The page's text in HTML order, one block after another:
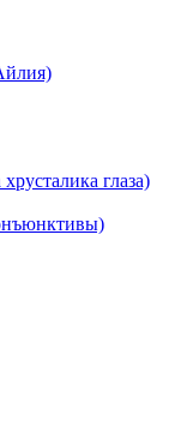
глаза)